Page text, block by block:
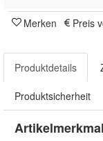
Merken Preis
Produktdetails
Produktsicherheit